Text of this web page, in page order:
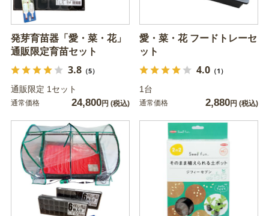
発芽育苗器「愛・菜・花」
通販限定育苗セット
3.8（5）
通販限定 1セット
通常価格 24,800円 (税込)
愛・菜・花 フードトレーセ
ット
4.0（1）
1台
通常価格 2,880円 (税込)